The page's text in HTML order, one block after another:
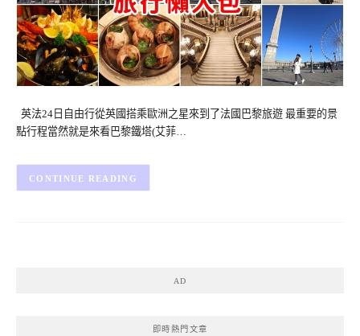
英法24日自由行從英國搭乘歐洲之星來到了法國巴黎旅遊 最重要的景
點行程當然就是來看巴黎鐵塔(艾菲…
CONTINUE READING
AD
即時熱門文章